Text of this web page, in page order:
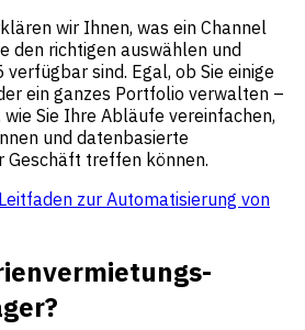
wir Ihnen, was ein Channel
den richtigen auswählen und
sind. Egal, ob Sie einige
ein ganzes Portfolio verwalten –
Sie Ihre Abläufe vereinfachen,
und datenbasierte
Geschäft treffen können.
zur Automatisierung von